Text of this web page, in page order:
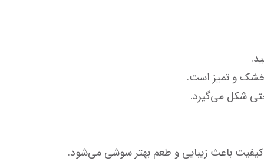
شکل می‌گیرد.
باعث زیبایی و طعم بهتر سوشی می‌شود.